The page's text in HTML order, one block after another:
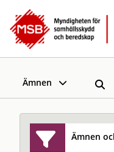
Ämnen
Ämnen